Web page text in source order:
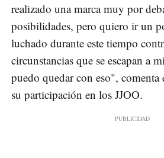
realizado una marca muy por
posibilidades, pero quiero ir un
luchado durante este tiempo
circunstancias que se escapan a
puedo quedar con eso",
su participación en los JJOO.